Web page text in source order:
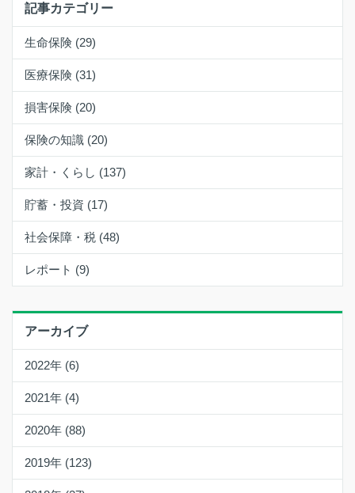
記事カテゴリー
生命保険 (29)
医療保険 (31)
損害保険 (20)
保険の知識 (20)
家計・くらし (137)
貯蓄・投資 (17)
社会保障・税 (48)
レポート (9)
アーカイブ
2022年 (6)
2021年 (4)
2020年 (88)
2019年 (123)